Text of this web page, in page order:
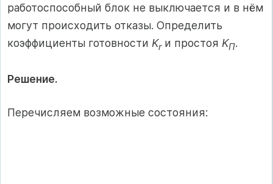
работоспособный блок не выключается и в нём
могут происходить отказы. Определить
коэффициенты готовности Krи простоя KП.
Решение.
Перечисляем возможные состояния: